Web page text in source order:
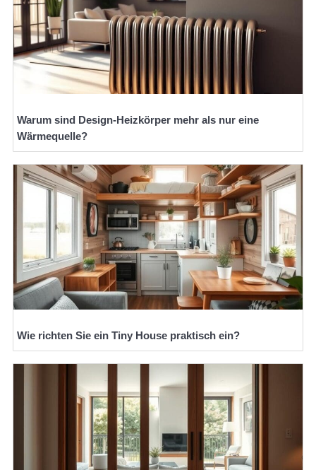
Warum sind Design-Heizkörper mehr als nur eine
Wärmequelle?
Wie richten Sie ein Tiny House praktisch ein?